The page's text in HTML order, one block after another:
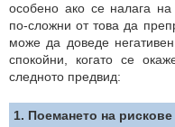
особено ако се налага
по-сложни от това да
може да доведе
спокойни, когато се
следното предвид:
1. Поемането на